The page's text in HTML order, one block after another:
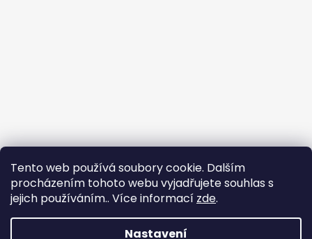
Tento web používá soubory cookie. Dalším
procházením tohoto webu vyjadřujete souhlas s
jejich používáním.. Více informací zde.
Nastavení